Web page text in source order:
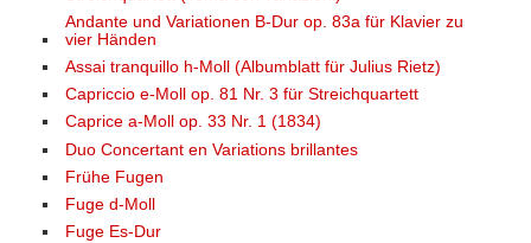
Andante und Variationen B-Dur op. 83a für Klavier zu
vier Händen
Assai tranquillo h-Moll (Albumblatt für Julius Rietz)
Capriccio e-Moll op. 81 Nr. 3 für Streichquartett
Caprice a-Moll op. 33 Nr. 1 (1834)
Duo Concertant en Variations brillantes
Frühe Fugen
Fuge d-Moll
Fuge Es-Dur